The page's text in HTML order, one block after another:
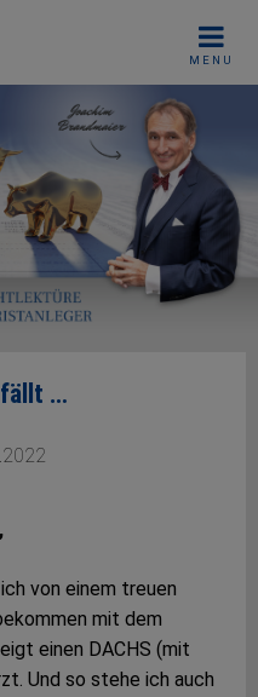
MENU
fällt …
von einem treuen
mit dem
einen DACHS (mit
Und so stehe ich auch